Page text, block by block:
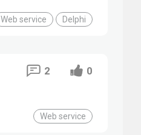
Web service Delphi
Web service
2 0